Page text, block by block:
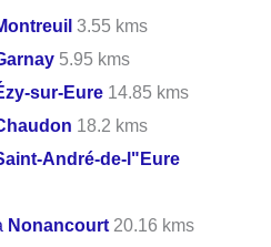
3.55 kms
5.95 kms
sur-Eure 14.85 kms
18.2 kms
André-de-l"Eure
Nonancourt 20.16 kms